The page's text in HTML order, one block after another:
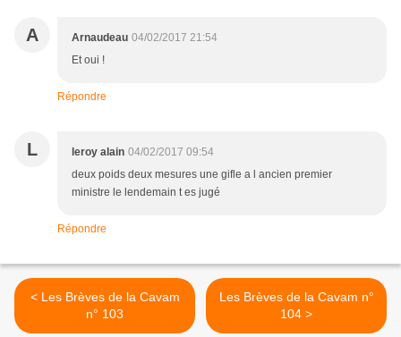
A Arnaudeau 04/02/2017 21:54
Et oui !
Répondre
L leroy alain 04/02/2017 09:54
deux poids deux mesures une gifle a l ancien premier
ministre le lendemain t es jugé
Répondre
< Les Brèves de la Cavam
n° 103
Les Brèves de la Cavam n°
104 >